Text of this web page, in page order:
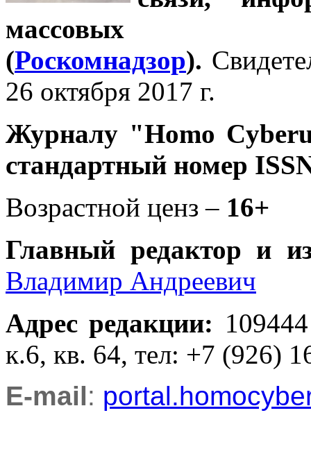
массовых
(Роскомнадзор).
26 октября 2017 г.
Журналу "Homo
стандартный номер
Возрастной ценз – 16+
Главный редактор и
Владимир Андреевич
Адрес редакции:
к.6, кв. 64, тел: +7 (926)
E-mail: